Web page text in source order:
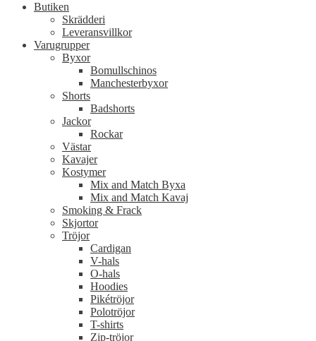
Butiken
Skrädderi
Leveransvillkor
Varugrupper
Byxor
Bomullschinos
Manchesterbyxor
Shorts
Badshorts
Jackor
Rockar
Västar
Kavajer
Kostymer
Mix and Match Byxa
Mix and Match Kavaj
Smoking & Frack
Skjortor
Tröjor
Cardigan
V-hals
O-hals
Hoodies
Pikétröjor
Polotröjor
T-shirts
Zip-tröjor